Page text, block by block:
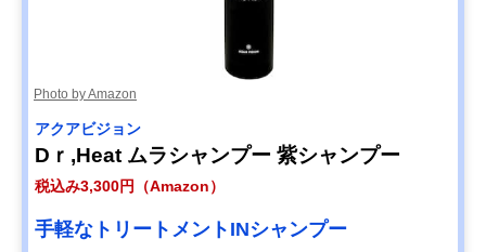
Photo by Amazon
アクアビジョン
Dｒ,Heat ムラシャンプー 紫シャンプー
税込み3,300円（Amazon）
手軽なトリートメントINシャンプー